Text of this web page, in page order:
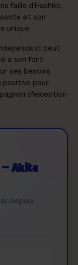
faille d'Hachiko,
et son
unique.
peut
à son fort
ses besoins
positive pour
d'exception
Akita
depuis